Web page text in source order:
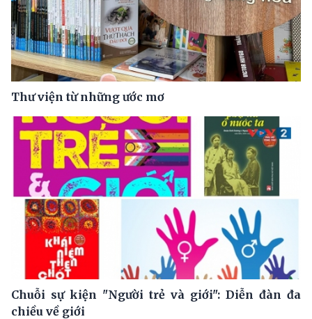
Thư viện từ những ước mơ
Chuỗi sự kiện "Người trẻ và giới": Diễn đàn đa
chiều về giới